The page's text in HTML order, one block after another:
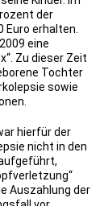
der
Euro erhalten.
eine
Zu dieser Zeit
Tochter
sowie
hierfür der
nicht in den
Auszahlung der